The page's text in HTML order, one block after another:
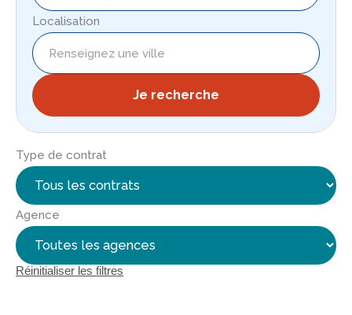
Localisation
Je recherche
Type de contrat
Agence
Réinitialiser les filtres